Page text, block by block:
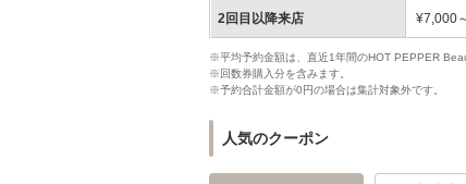
2回目以降来店 ¥7,000
※平均予約金額は、直近1年間のHOT PEPPER
※回数券購入分を含みます。
※予約合計金額が0円の場合は集計対象外です。
人気のクーポン